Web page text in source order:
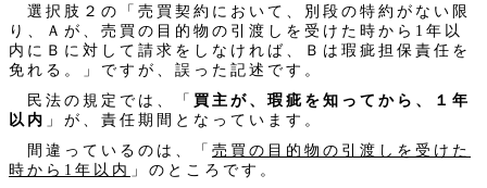
選択肢２の「売買契約において、別段の特約がない限
り、Ａが、売買の目的物の引渡しを受けた時から1年以
内にＢに対して請求をしなければ、Ｂは瑕疵担保責任を
免れる。」ですが、誤った記述です。
民法の規定では、「 買主が、瑕疵を知ってから、１年
以内 」が、責任期間となっています。
間違っているのは、「 売買の目的物の引渡しを受けた
時から1年以内 」のところです。